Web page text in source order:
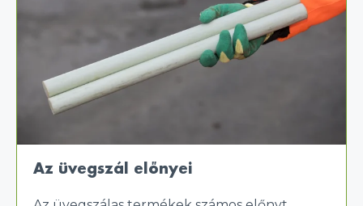
Az üvegszál előnyei